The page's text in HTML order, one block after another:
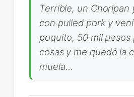
Terrible, un Choripan
con pulled pork y
poquito, 50 mil pesos
cosas y me quedó la
muela…